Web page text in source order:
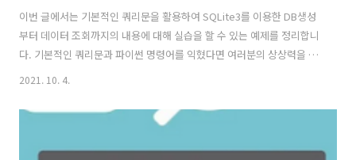
이번 글에서는 기본적인 쿼리문을 활용하여 SQLite3를 이용한 DB생성
부터 데이터 조회까지의 내용에 대해 실습을 할 수 있는 예제를 정리합니
다. 기본적인 쿼리문과 파이썬 명령어를 익혔다면 여러분의 상상력을 동
원하여 다양한 예제에 활용해 볼 수 있습니다. 기본적인 DB생성부터 조
니다. 간략하게 소개하고 있기 때문에 실제 예습을 통해 활용해보실 것을
추천합니다. SQlite3를 이용한 파이썬 DB 활용하기(DB생성, 저장 방법)
이제 본격적으로 파이썬 프로젝트 또는 실습을 진행하는 과정에서 원하
2021. 10. 4.